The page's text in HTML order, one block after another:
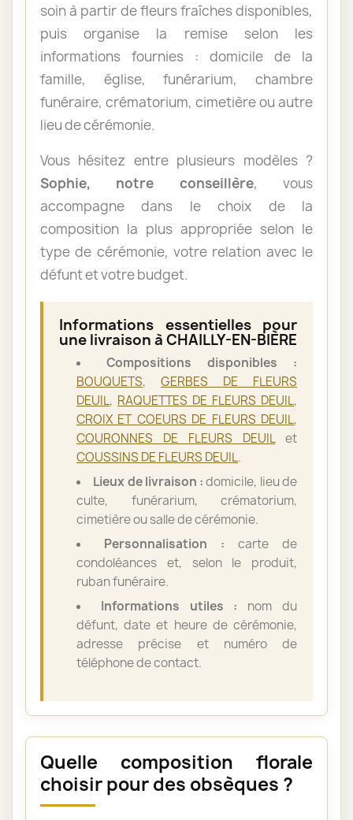
soin à partir de fleurs fraîches disponibles,
puis organise la remise selon les
informations fournies : domicile de la
famille, église, funérarium, chambre
funéraire, crématorium, cimetière ou autre
lieu de cérémonie.
Vous hésitez entre plusieurs modèles ?
Sophie, notre conseillère, vous
accompagne dans le choix de la
composition la plus appropriée selon le
type de cérémonie, votre relation avec le
défunt et votre budget.
Informations essentielles pour
une livraison à CHAILLY-EN-BIÈRE
Compositions disponibles :
BOUQUETS, GERBES DE FLEURS
DEUIL, RAQUETTES DE FLEURS DEUIL,
CROIX ET COEURS DE FLEURS DEUIL,
COURONNES DE FLEURS DEUILet
COUSSINS DE FLEURS DEUIL.
Lieux de livraison :domicile, lieu de
culte, funérarium, crématorium,
cimetière ou salle de cérémonie.
Personnalisation : carte de
condoléances et, selon le produit,
ruban funéraire.
Informations utiles : nom du
défunt, date et heure de cérémonie,
adresse précise et numéro de
téléphone de contact.
Quelle composition florale
choisir pour des obsèques ?